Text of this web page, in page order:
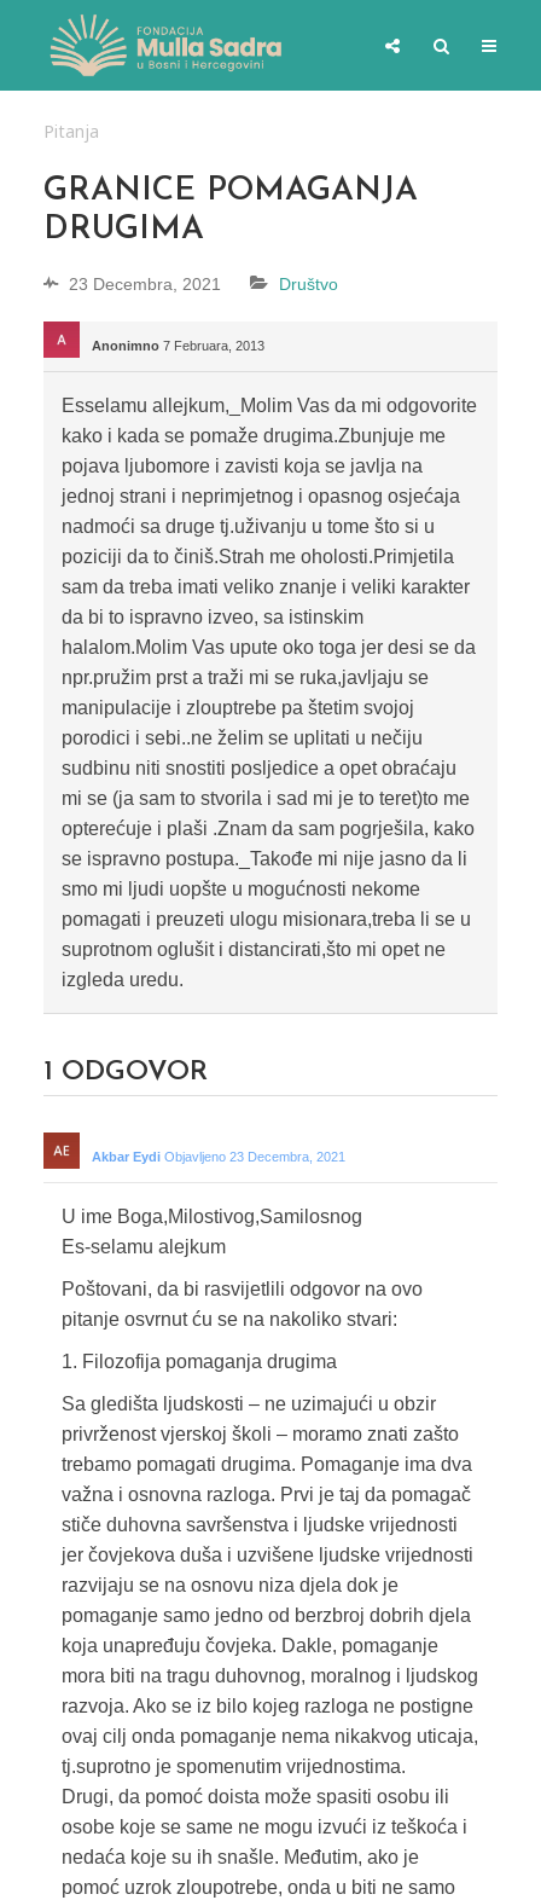
Pitanja
GRANICE POMAGANJA
DRUGIMA
23 Decembra, 2021 Društvo
Anonimno 7 Februara, 2013
Esselamu allejkum,_Molim Vas da mi odgovorite
kako i kada se pomaže drugima.Zbunjuje me
pojava ljubomore i zavisti koja se javlja na
jednoj strani i neprimjetnog i opasnog osjećaja
nadmoći sa druge tj.uživanju u tome što si u
poziciji da to činiš.Strah me oholosti.Primjetila
sam da treba imati veliko znanje i veliki karakter
da bi to ispravno izveo, sa istinskim
halalom.Molim Vas upute oko toga jer desi se da
npr.pružim prst a traži mi se ruka,javljaju se
manipulacije i zlouptrebe pa štetim svojoj
porodici i sebi..ne želim se uplitati u nečiju
sudbinu niti snostiti posljedice a opet obraćaju
mi se (ja sam to stvorila i sad mi je to teret)to me
opterećuje i plaši .Znam da sam pogrješila, kako
se ispravno postupa._Takođe mi nije jasno da li
smo mi ljudi uopšte u mogućnosti nekome
pomagati i preuzeti ulogu misionara,treba li se u
suprotnom oglušit i distancirati,što mi opet ne
izgleda uredu.
1 ODGOVOR
Akbar Eydi Objavljeno 23 Decembra, 2021
U ime Boga,Milostivog,Samilosnog
Es-selamu alejkum
Poštovani, da bi rasvijetlili odgovor na ovo
pitanje osvrnut ću se na nakoliko stvari:
1. Filozofija pomaganja drugima
Sa gledišta ljudskosti – ne uzimajući u obzir
privrženost vjerskoj školi – moramo znati zašto
trebamo pomagati drugima. Pomaganje ima dva
važna i osnovna razloga. Prvi je taj da pomagač
stiče duhovna savršenstva i ljudske vrijednosti
jer čovjekova duša i uzvišene ljudske vrijednosti
razvijaju se na osnovu niza djela dok je
pomaganje samo jedno od berzbroj dobrih djela
koja unapređuju čovjeka. Dakle, pomaganje
mora biti na tragu duhovnog, moralnog i ljudskog
razvoja. Ako se iz bilo kojeg razloga ne postigne
ovaj cilj onda pomaganje nema nikakvog uticaja,
tj.suprotno je spomenutim vrijednostima.
Drugi, da pomoć doista može spasiti osobu ili
osobe koje se same ne mogu izvući iz teškoća i
nedaća koje su ih snašle. Međutim, ako je
pomoć uzrok zloupotrebe, onda u biti ne samo